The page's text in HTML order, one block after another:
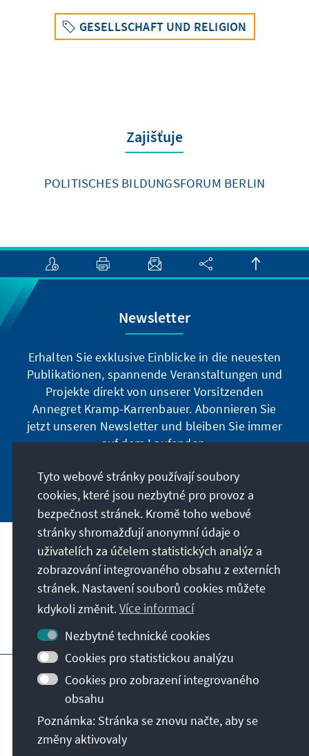
GESELLSCHAFT UND RELIGION
Zajišťuje
POLITISCHES BILDUNGSFORUM BERLIN
Newsletter
Erhalten Sie exklusive Einblicke in die neuesten
Publikationen, spannende Veranstaltungen und
Projekte direkt von unserer Vorsitzenden
Annegret Kramp-Karrenbauer. Abonnieren Sie
jetzt unseren Newsletter und bleiben Sie immer
auf dem Laufenden.
Jetzt abonnieren
Naše poslání
Kontakt
Další nabídky Stiftungu
Zásady ochrany soukromí
Podmínky používání
Erklärung zur Barrierefreiheit
Sitemap
© Konrad-Adenauer-Stiftung e.V. 2026
Tyto webové stránky používají soubory
cookies, které jsou nezbytné pro provoz a
bezpečnost stránek. Kromě toho webové
stránky shromažďují anonymní údaje o
uživatelích za účelem statistických analýz a
zobrazování integrovaného obsahu z externích
stránek. Nastavení souborů cookies můžete
kdykoli změnit.Více informací
Nezbytné technické cookies
Cookies pro statistickou analýzu
Cookies pro zobrazení integrovaného
obsahu
Poznámka: Stránka se znovu načte, aby se
změny aktivovaly